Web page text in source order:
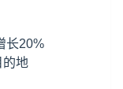
长20%
的地